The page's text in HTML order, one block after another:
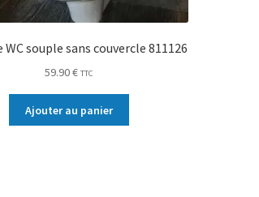
WC souple sans couvercle 811126
59.90€ TTC
Ajouter au panier